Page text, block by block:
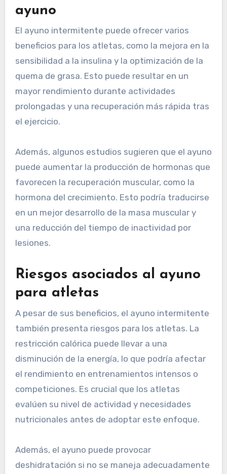
ayuno
El ayuno intermitente puede ofrecer varios
beneficios para los atletas, como la mejora en la
sensibilidad a la insulina y la optimización de la
quema de grasa. Esto puede resultar en un
mayor rendimiento durante actividades
prolongadas y una recuperación más rápida tras
el ejercicio.
Además, algunos estudios sugieren que el ayuno
puede aumentar la producción de hormonas que
favorecen la recuperación muscular, como la
hormona del crecimiento. Esto podría traducirse
en un mejor desarrollo de la masa muscular y
una reducción del tiempo de inactividad por
lesiones.
Riesgos asociados al ayuno
para atletas
A pesar de sus beneficios, el ayuno intermitente
también presenta riesgos para los atletas. La
restricción calórica puede llevar a una
disminución de la energía, lo que podría afectar
el rendimiento en entrenamientos intensos o
competiciones. Es crucial que los atletas
evalúen su nivel de actividad y necesidades
nutricionales antes de adoptar este enfoque.
Además, el ayuno puede provocar
deshidratación si no se maneja adecuadamente